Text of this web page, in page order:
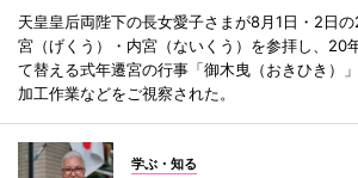
天皇皇后両陛下の長女愛子さまが8月1日・2日
宮（げくう）・内宮（ないくう）を参拝し、20
て替える式年遷宮の行事「御木曳（おきひき）
加工作業などをご視察された。
学ぶ・知る